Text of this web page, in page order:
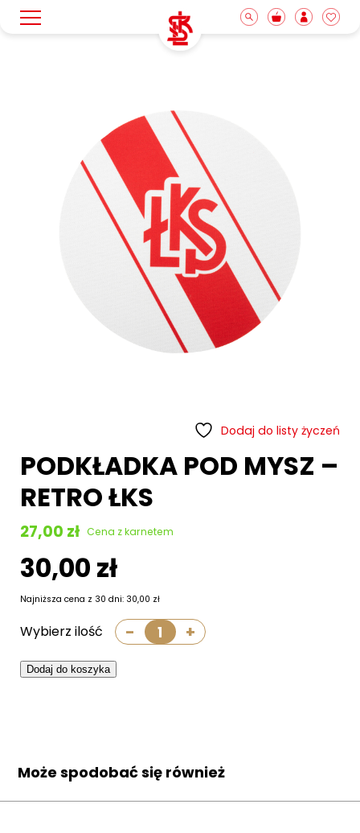
Kolekcja adidas
Odzież
Akcesoria i gadżety
Kontakt
Informacje
Dodaj do listy życzeń
PODKŁADKA POD MYSZ –
RETRO ŁKS
27,00 zł Cena z karnetem
30,00 zł
Najniższa cena z 30 dni: 30,00 zł
Wybierz ilość -
PODKŁADKA+
Dodaj do koszyka
Może spodobać się również